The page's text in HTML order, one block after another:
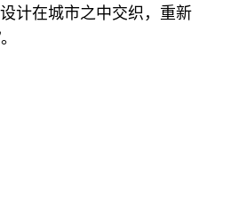
计在城市之中交织，重新